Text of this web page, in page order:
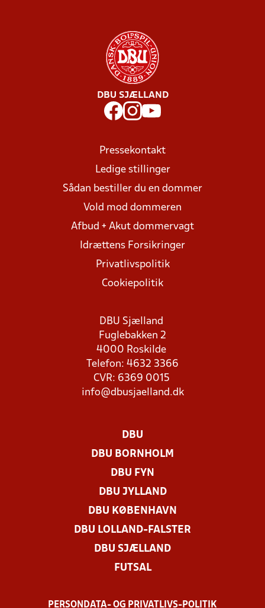
DBU SJÆLLAND
Pressekontakt
Ledige stillinger
Sådan bestiller du en dommer
Vold mod dommeren
Afbud + Akut dommervagt
Idrættens Forsikringer
Privatlivspolitik
Cookiepolitik
DBU Sjælland
Fuglebakken 2
4000 Roskilde
Telefon: 4632 3366
CVR: 6369 0015
info@dbusjaelland.dk
DBU
DBU BORNHOLM
DBU FYN
DBU JYLLAND
DBU KØBENHAVN
DBU LOLLAND-FALSTER
DBU SJÆLLAND
FUTSAL
PERSONDATA- OG PRIVATLIVS-POLITIK